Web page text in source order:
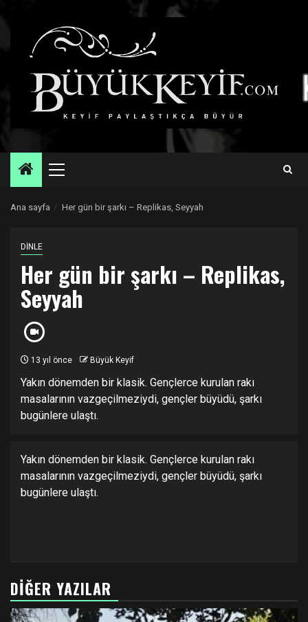
Primary
Ana sayfa Her gün bir şarkı – Replikas, Seyyah
DİNLE
Her gün bir şarkı – Replikas,
Seyyah
13 yıl önce Büyük Keyif
Yakın dönemden bir klasik. Gençlerce kurulan rakı
masalarının vazgeçilmeziydi, gençler büyüdü, şarkı
bugünlere ulaştı.
Yakın dönemden bir klasik. Gençlerce kurulan rakı
masalarının vazgeçilmeziydi, gençler büyüdü, şarkı
bugünlere ulaştı.
DIĞER YAZILAR